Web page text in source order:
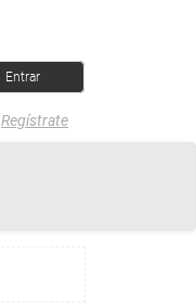
Regístrate